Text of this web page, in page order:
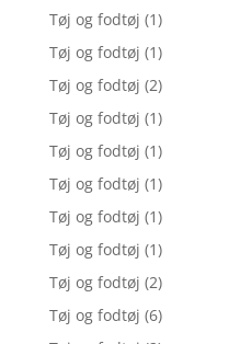
Tøj og fodtøj (1)
Tøj og fodtøj (1)
Tøj og fodtøj (2)
Tøj og fodtøj (1)
Tøj og fodtøj (1)
Tøj og fodtøj (1)
Tøj og fodtøj (1)
Tøj og fodtøj (1)
Tøj og fodtøj (2)
Tøj og fodtøj (6)